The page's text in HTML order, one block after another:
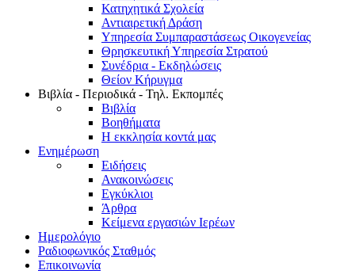
Κατηχητικά Σχολεία
Αντιαιρετική Δράση
Υπηρεσία Συμπαραστάσεως Οικογενείας
Θρησκευτική Υπηρεσία Στρατού
Συνέδρια - Εκδηλώσεις
Θείον Κήρυγμα
Βιβλία - Περιοδικά - Τηλ. Εκπομπές
Βιβλία
Βοηθήματα
Η εκκλησία κοντά μας
Ενημέρωση
Ειδήσεις
Ανακοινώσεις
Εγκύκλιοι
Άρθρα
Κείμενα εργασιών Ιερέων
Ημερολόγιο
Ραδιοφωνικός Σταθμός
Επικοινωνία